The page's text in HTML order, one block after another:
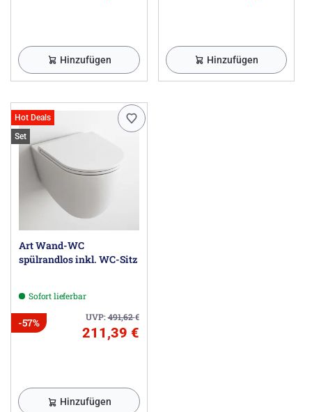
Hinzufügen Hinzufügen
Hot Deals
Set
Art Wand-WC
spülrandlos inkl. WC-Sitz
Sofort lieferbar
UVP:491,62€
-57%
211,39 €
Hinzufügen